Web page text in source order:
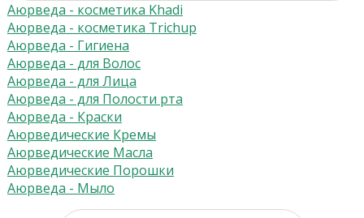
Аюрведа - косметика Khadi
Аюрведа - косметика Trichup
Аюрведа - Гигиена
Аюрведа - для Волос
Аюрведа - для Лица
Аюрведа - для Полости рта
Аюрведа - Краски
Аюрведические Кремы
Аюрведические Масла
Аюрведические Порошки
Аюрведа - Мыло